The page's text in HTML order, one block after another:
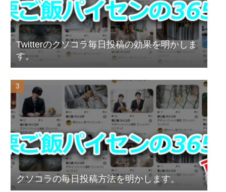
Twitterのクソコラ毎日投稿の効果を明かしま
す。
クソコラの毎日投稿方法を明かします。